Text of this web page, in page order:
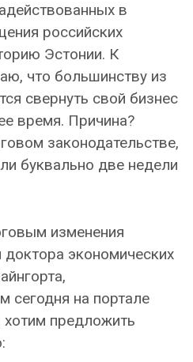
в
российских
Эстонии. К
что большинству из
свернуть свой бизнес
время. Причина?
законодательстве,
буквально две недели
изменения
экономических
сегодня на портале
предложить